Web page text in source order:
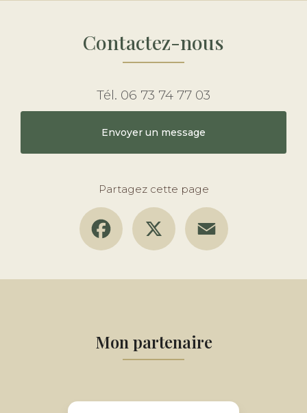
Contactez-nous
Tél. 06 73 74 77 03
Envoyer un message
Partagez cette page
Facebook
Mon partenaire